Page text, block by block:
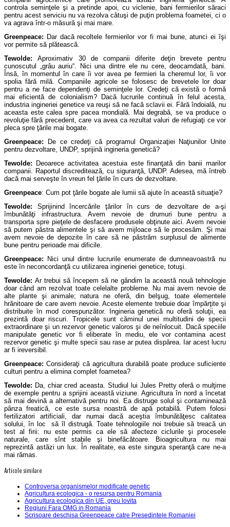
controla seminţele şi a pretinde apoi, cu viclenie, bani fermierilor săraci
pentru acest serviciu nu va rezolva câtuşi de puţin problema foametei, ci o
va agrava într-o măsură şi mai mare.
Greenpeace: Dar dacă recoltele fermierilor vor fi mai bune, atunci ei îşi
vor permite să plătească.
Tewolde:Aproximativ 30 de companii diferite deţin brevete pentru
cunoscutul „grâu auriu“. Nici una dintre ele nu cere, deocamdată, bani.
Însă, în momentul în care îi vor avea pe fermieri la cheremul lor, îi vor
spolia fără milă. Companiile agricole se folosesc de brevetele lor doar
pentru a ne face dependenţi de seminţele lor. Credeţi că există o formă
mai eficientă de colonialism? Dacă lucrurile continuă în felul acesta,
industria ingineriei genetice va reuşi să ne facă sclavii ei. Fără îndoială, nu
aceasta este calea spre pacea mondială. Mai degrabă, se va produce o
revoluţie fără precedent, care va avea ca rezultat valuri de refugiaţi ce vor
pleca spre ţările mai bogate.
Greenpeace:
De ce credeţi că programul Organizaţiei Naţiunilor Unite
pentru dezvoltare, UNDP, sprijină ingineria genetică?
Tewolde:
Deoarece activitatea acestuia este finanţată din banii marilor
companii. Raportul discreditează, cu siguranţă, UNDP. Adesea, mă întreb
dacă mai serveşte în vreun fel ţările în curs de dezvoltare.
Greenpeace: Cum pot ţările bogate ale lumii să ajute în această situaţie?
Tewolde: Sprijinind încercările ţărilor în curs de dezvoltare de a-şi
îmbunătăţi infrastructura. Avem nevoie de drumuri bune pentru a
transporta spre pieţele de desfacere produsele obţinute aici. Avem nevoie
să putem păstra alimentele şi să avem mijloace să le procesăm. Şi mai
avem nevoie de depozite în care să ne păstrăm surplusul de alimente
bune pentru perioade mai dificile.
Greenpeace:
Nici unul dintre lucrurile enumerate de dumneavoastră nu
este în neconcordanţă cu utilizarea ingineriei genetice, totuşi.
Tewolde: Ar trebui să începem să ne gândim la această nouă tehnologie
doar când am rezolvat toate celelalte probleme. Nu mai avem nevoie de
alte plante şi animale; natura ne oferă, din belşug, toate elementele
hrănitoare de care avem nevoie. Aceste elemente trebuie doar împărţite şi
distribuite în mod corespunzător. Ingineria genetică nu oferă soluţii, ea
prezintă doar riscuri. Tropicele sunt căminul unei multitudini de specii
extraordinare şi un rezervor genetic valoros şi de neînlocuit. Dacă speciile
manipulate genetic vor fi eliberate în mediu, ele vor contamina acest
rezervor genetic şi multe specii sau rase ar putea dispărea. Iar acest lucru
ar fi ireversibil.
Greenpeace:Consideraţi că agricultura durabilă poate produce suficiente
culturi pentru a elimina complet foametea?
Tewolde: Da, chiar cred aceasta. Studiul lui Jules Pretty oferă o mulţime
de exemple pentru a sprijini această viziune. Agricultura în nord a încetat
să mai devină a alternativă pentru noi. Ea distruge solul şi contaminează
pânza freatică, ce este sursa noastră de apă potabilă. Putem folosi
fertilizatori artificiali, dar numai dacă aceştia îmbunătăţesc calitatea
solului, în loc să îl distrugă. Toate tehnologiile noi trebuie să treacă un
test al firii: nu este permis ca ele să afecteze ciclurile şi procesele
naturale, care sînt stabile şi binefăcătoare. Bioagricultura nu mai
reprezintă astăzi un lux. În realitate, ea este singura speranţă care ne-a
mai rămas.
Articole similare
Controversa organismelor modificate genetic
Agricultura ecologica - o resursa pentru Romania
Agricultura ecologica din UE, greu lovita
Regiuni Fara OMG in Romania
Scrisoare deschisa Greenpeace catre Presedintele Romaniei